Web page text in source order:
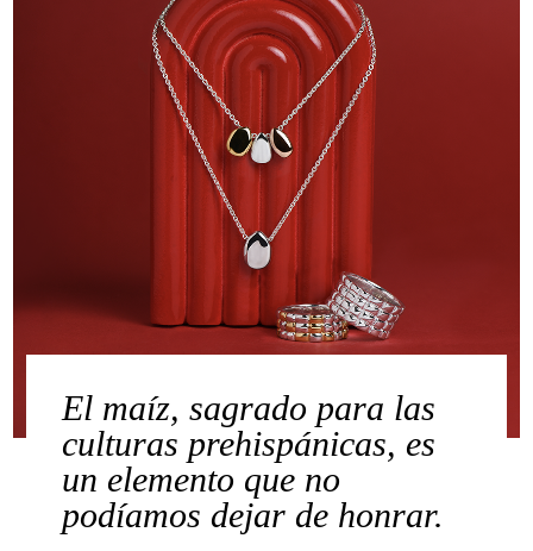
El maíz, sagrado para las
culturas prehispánicas, es
un elemento que no
podíamos dejar de honrar.